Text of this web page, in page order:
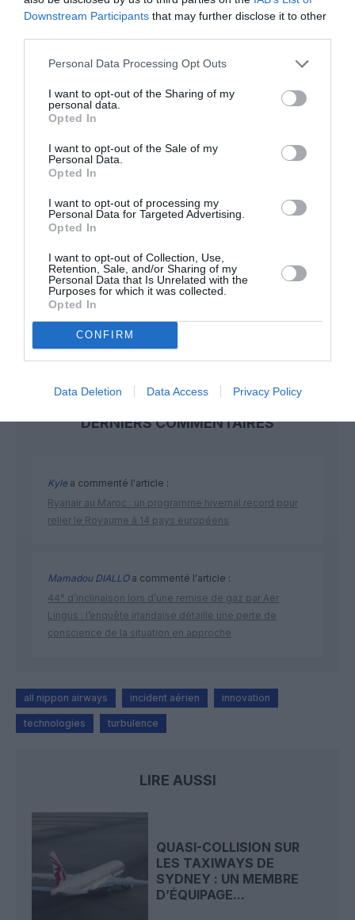
Downstream Participants that may further disclose it to other
Personal Data Processing Opt Outs
I want to opt-out of the Sharing of my
personal data.
Opted In
I want to opt-out of the Sale of my
Personal Data.
Opted In
I want to opt-out of processing my
Personal Data for Targeted Advertising.
Opted In
I want to opt-out of Collection, Use,
Retention, Sale, and/or Sharing of my
Personal Data that Is Unrelated with the
Purposes for which it was collected.
Opted In
CONFIRM
Data Deletion Data Access Privacy Policy
Aucun commentaire !
FAIRE UN DON
Soutenez Air Journal participez
à son
NOUS SOUTENIR
DERNIERS COMMENTAIRES
Kylea commenté l'article :
Ryanair au Maroc : un programme hivernal record pour
relier le Royaume à 14 pays européens
Mamadou DIALLOa commenté l'article :
44° d’inclinaison lors d’une remise de gaz par Aer
Lingus : l’enquête irlandaise détaille une perte de
conscience de la situation en approche
all nippon airways incident aérien innovation
technologies turbulence
LIRE AUSSI
QUASI-COLLISION SUR
LES TAXIWAYS DE
SYDNEY : UN MEMBRE
D’ÉQUIPAGE...